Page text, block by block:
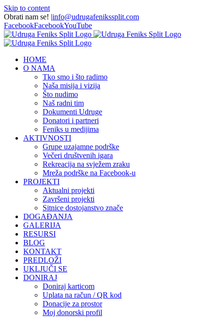
Skip to content
Obrati nam se! |info@udrugafenikssplit.com
FacebookFacebookYouTube
HOME
O NAMA
Tko smo i što radimo
Naša misija i vizija
Što nudimo
Naš radni tim
Dokumenti Udruge
Donatori i partneri
Feniks u medijima
AKTIVNOSTI
Grupe uzajamne podrške
Večeri društvenih igara
Rekreacija na svježem zraku
Mreža podrške na Facebook-u
PROJEKTI
Aktualni projekti
Završeni projekti
Sitnice dostojanstvo znače
DOGAĐANJA
GALERIJA
RESURSI
BLOG
KONTAKT
PREDLOŽI
UKLJUČI SE
DONIRAJ
Doniraj karticom
Uplata na račun / QR kod
Donacije za prostor
Moj donorski profil